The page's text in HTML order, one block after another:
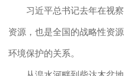
习近平总书记去年在视察
资源，也是全国的战略性资
环境保护的关系。